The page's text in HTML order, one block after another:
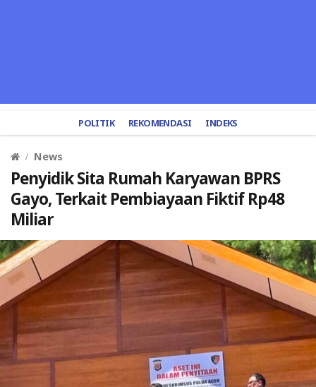
POLITIK REKOMENDASI INDEKS
News
Penyidik Sita Rumah Karyawan BPRS
Gayo, Terkait Pembiayaan Fiktif Rp48
Miliar